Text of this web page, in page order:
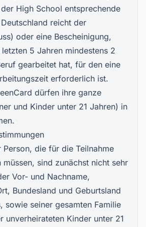
High School entsprechende
reicht der
oder eine Bescheinigung,
5 Jahren mindestens 2
gearbeitet hat, für den eine
erforderlich ist.
dürfen ihre ganze
und Kinder unter 21 Jahren) in
Person, die für die Teilnahme
sind zunächst nicht sehr
Vor- und Nachname,
Bundesland und Geburtsland
sowie seiner gesamten Familie
unverheirateten Kinder unter 21